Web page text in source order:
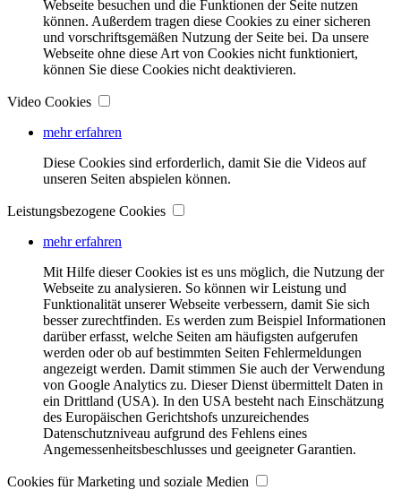
Webseite besuchen und die Funktionen der Seite nutzen
können. Außerdem tragen diese Cookies zu einer sicheren
und vorschriftsgemäßen Nutzung der Seite bei. Da unsere
Webseite ohne diese Art von Cookies nicht funktioniert,
können Sie diese Cookies nicht deaktivieren.
Video Cookies
mehr erfahren
Diese Cookies sind erforderlich, damit Sie die Videos auf
unseren Seiten abspielen können.
Leistungsbezogene Cookies
mehr erfahren
Mit Hilfe dieser Cookies ist es uns möglich, die Nutzung der
Webseite zu analysieren. So können wir Leistung und
Funktionalität unserer Webseite verbessern, damit Sie sich
besser zurechtfinden. Es werden zum Beispiel Informationen
darüber erfasst, welche Seiten am häufigsten aufgerufen
werden oder ob auf bestimmten Seiten Fehlermeldungen
angezeigt werden. Damit stimmen Sie auch der Verwendung
von Google Analytics zu. Dieser Dienst übermittelt Daten in
ein Drittland (USA). In den USA besteht nach Einschätzung
des Europäischen Gerichtshofs unzureichendes
Datenschutzniveau aufgrund des Fehlens eines
Angemessenheitsbeschlusses und geeigneter Garantien.
Cookies für Marketing und soziale Medien